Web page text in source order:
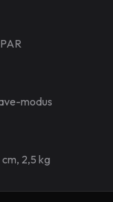
modus
2,5 kg